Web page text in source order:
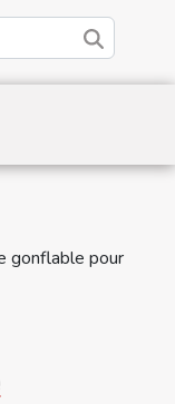
gonflable pour